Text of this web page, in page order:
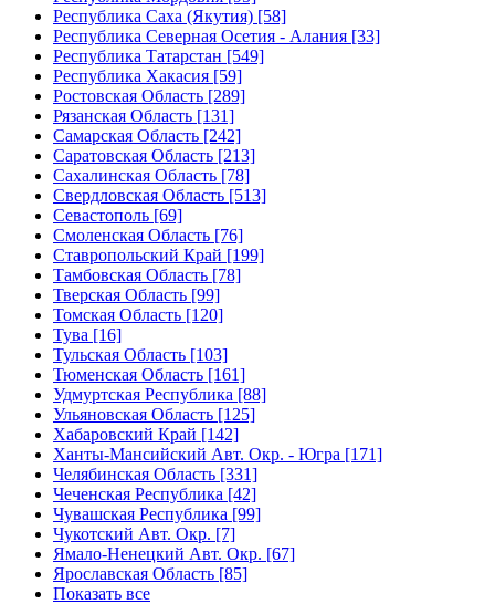
Республика Саха (Якутия) [58]
Республика Северная Осетия - Алания [33]
Республика Татарстан [549]
Республика Хакасия [59]
Ростовская Область [289]
Рязанская Область [131]
Самарская Область [242]
Саратовская Область [213]
Сахалинская Область [78]
Свердловская Область [513]
Севастополь [69]
Смоленская Область [76]
Ставропольский Край [199]
Тамбовская Область [78]
Тверская Область [99]
Томская Область [120]
Тува [16]
Тульская Область [103]
Тюменская Область [161]
Удмуртская Республика [88]
Ульяновская Область [125]
Хабаровский Край [142]
Ханты-Мансийский Авт. Окр. - Югра [171]
Челябинская Область [331]
Чеченская Республика [42]
Чувашская Республика [99]
Чукотский Авт. Окр. [7]
Ямало-Ненецкий Авт. Окр. [67]
Ярославская Область [85]
Показать все